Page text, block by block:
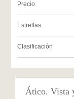
Precio
Estrellas
Clasificación
Ático. Vista